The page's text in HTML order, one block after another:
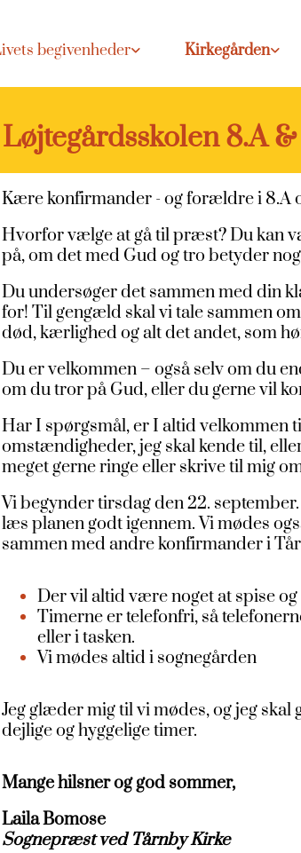
begivenheder Kirkegården
8.A
Kære konfirmander - og forældre i 8.A
Hvorfor vælge at gå til præst? Du kan
på, om det med Gud og tro betyder
Du undersøger det sammen med din
for! Til gengæld skal vi tale sammen
død, kærlighed og alt det andet, som
Du er velkommen – også selv om du
om du tror på Gud, eller du gerne vil
Har I spørgsmål, er I altid velkommen
omstændigheder, jeg skal kende til,
meget gerne ringe eller skrive til mig
Vi begynder tirsdag den 22.
læs planen godt igennem. Vi mødes
sammen med andre konfirmander i
Der vil altid være noget at spise
Timerne er telefonfri, så
eller i tasken.
Vi mødes altid i sognegården
Jeg glæder mig til vi mødes, og jeg
dejlige og hyggelige timer.
Mange hilsner og god sommer,
Laila Bomose
Sognepræst ved Tårnby Kirke